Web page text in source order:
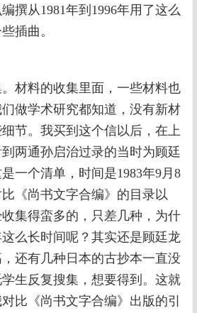
撰从1981年到1996年用了这么
插曲。
材料的收集里面，一些材料也
做学术研究都知道，没有新材
节。我买到这个信以后，在上
两通孙启治过录的当时为顾廷
一个清单，时间是1983年9月8
《尚书文字合编》的目录以
集得蛮多的，只差几种，为什
这么长时间呢？其实还是顾廷龙
还有几种日本的古抄本一直没
生反复搜集，想要得到。这就
比《尚书文字合编》出版的引